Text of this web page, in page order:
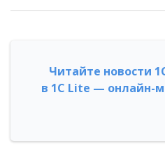
Читайте новости
в 1С Lite — онлайн-